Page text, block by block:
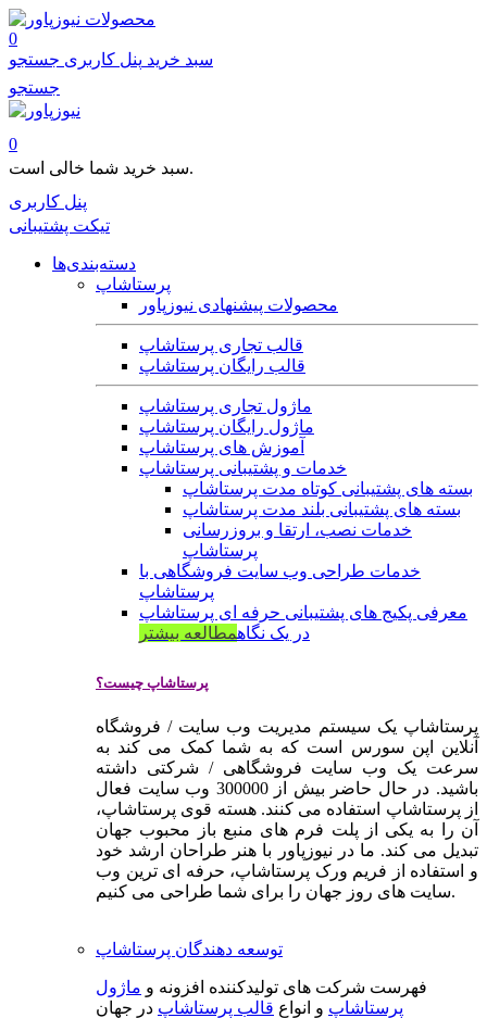
محصولات
0
سبد خرید پنل کاربری جستجو
جستجو
0
سبد خرید شما خالی است.
پنل کاربری
تیکت پشتیبانی
دسته‌بندی‌ها
پرستاشاپ
محصولات پیشنهادی نیوزپاور
قالب تجاری پرستاشاپ
قالب رایگان پرستاشاپ
ماژول تجاری پرستاشاپ
ماژول رایگان پرستاشاپ
آموزش های پرستاشاپ
خدمات و پشتیبانی پرستاشاپ
بسته های پشتیبانی کوتاه مدت پرستاشاپ
بسته های پشتیبانی بلند مدت پرستاشاپ
خدمات نصب، ارتقا و بروزرسانی
پرستاشاپ
خدمات طراحی وب سایت فروشگاهی با
پرستاشاپ
معرفی پکیج های پشتیبانی حرفه ای پرستاشاپ
در یک نگاهمطالعه بیشتر
پرستاشاپ چیست؟
پرستاشاپ یک سیستم مدیریت وب سایت / فروشگاه
آنلاین اپن سورس است که به شما کمک می کند به
سرعت یک وب سایت فروشگاهی / شرکتی داشته
باشید. در حال حاضر بیش از 300000 وب سایت فعال
از پرستاشاپ استفاده می کنند. هسته قوی پرستاشاپ،
آن را به یکی از پلت فرم های منبع باز محبوب جهان
تبدیل می کند. ما در نیوزپاور با هنر طراحان ارشد خود
و استفاده از فریم ورک پرستاشاپ، حرفه ای ترین وب
سایت های روز جهان را برای شما طراحی می کنیم.
توسعه دهندگان پرستاشاپ
فهرست شرکت های تولیدکننده افزونه و ماژول
پرستاشاپ و انواع قالب پرستاشاپ در جهان